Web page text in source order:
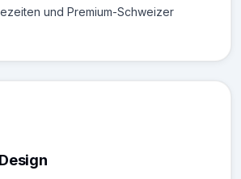
und Premium-Schweizer